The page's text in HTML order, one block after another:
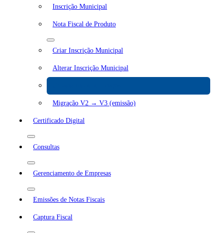
Inscrição Municipal
Nota Fiscal de Produto
Criar Inscrição Municipal
Alterar Inscrição Municipal
Migração V2 → V3 (emissão)
Certificado Digital
Consultas
Gerenciamento de Empresas
Emissões de Notas Fiscais
Captura Fiscal